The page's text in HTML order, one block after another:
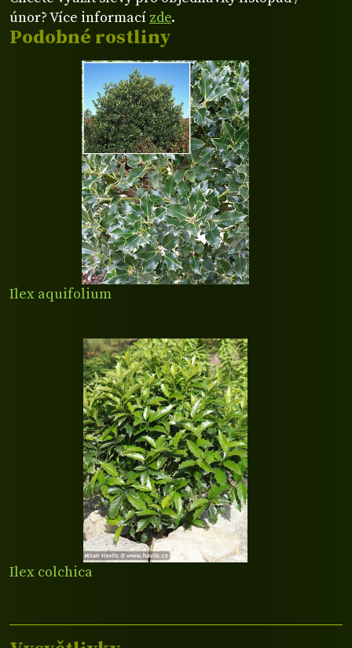
Podobné rostliny
Ilex aquifolium
Ilex colchica
únor? Více informací zde.